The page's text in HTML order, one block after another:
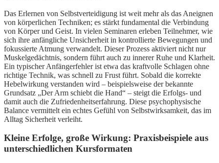
Das Erlernen von Selbstverteidigung ist weit mehr als das Aneignen
von körperlichen Techniken; es stärkt fundamental die Verbindung
von Körper und Geist. In vielen Seminaren erleben Teilnehmer, wie
sich ihre anfängliche Unsicherheit in kontrollierte Bewegungen und
fokussierte Atmung verwandelt. Dieser Prozess aktiviert nicht nur
Muskelgedächtnis, sondern führt auch zu innerer Ruhe und Klarheit.
Ein typischer Anfängerfehler ist etwa das kraftvolle Schlagen ohne
richtige Technik, was schnell zu Frust führt. Sobald die korrekte
Hebelwirkung verstanden wird – beispielsweise der bekannte
Grundsatz „Der Arm schiebt die Hand“ – steigt die Erfolgs- und
damit auch die Zufriedenheitserfahrung. Diese psychophysische
Balance vermittelt ein echtes Gefühl von Selbstwirksamkeit, das im
Alltag Sicherheit verleiht.
Kleine Erfolge, große Wirkung: Praxisbeispiele aus
unterschiedlichen Kursformaten